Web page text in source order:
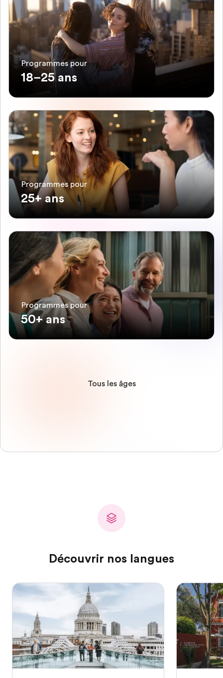
Programmes pour
18–25 ans
Programmes pour
25+ ans
Programmes pour
50+ ans
Tous les âges
Découvrir nos langues